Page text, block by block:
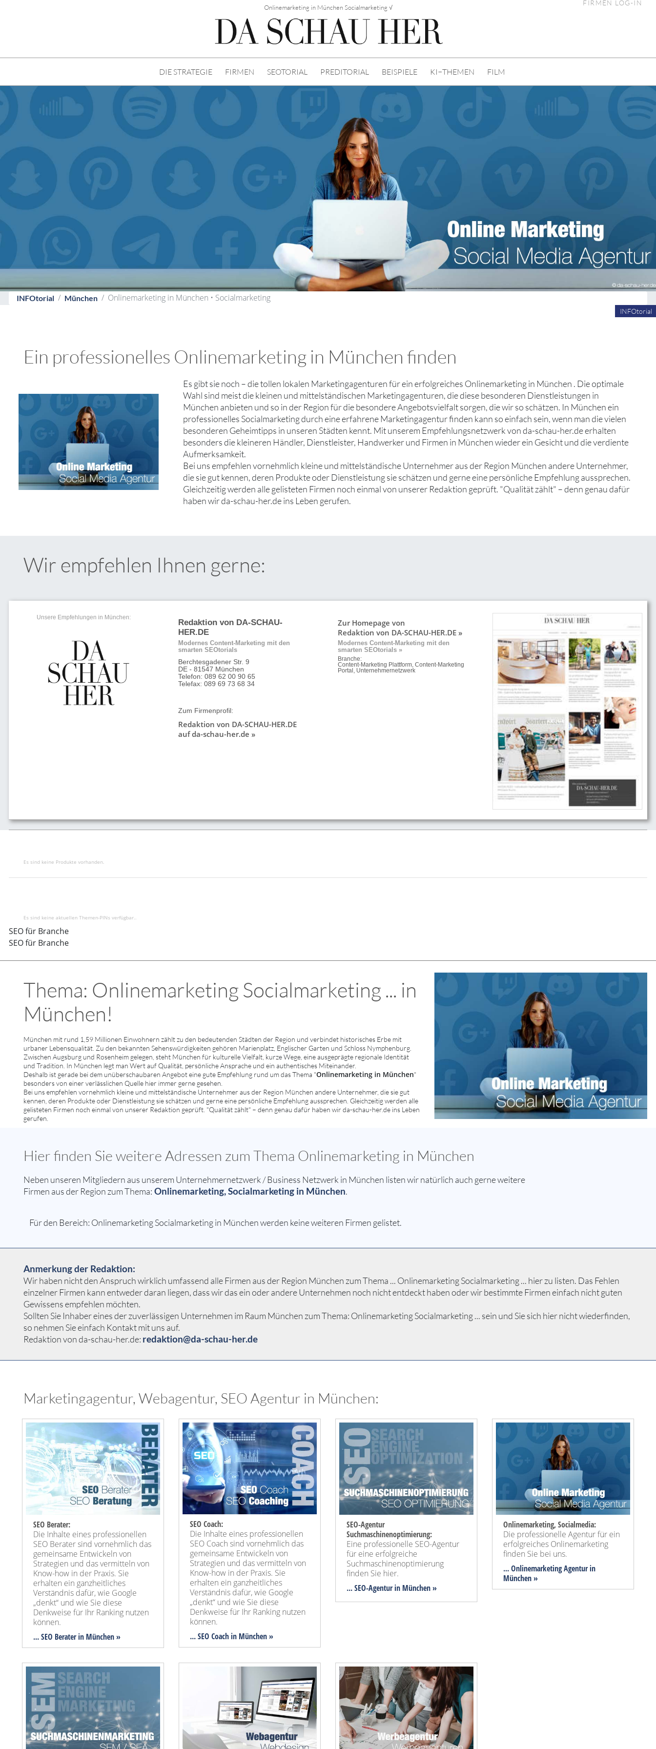
Onlinemarketing in München Socialmarketing √
FIRMEN LOG-IN
DIE STRATEGIE FIRMEN SEOTORIAL PREDITORIAL BEISPIELE KI−THEMEN FILM
INFOtorial München Onlinemarketing in München • Socialmarketing
INFOtorial
Ein professionelles Onlinemarketing in München finden
Es gibt sie noch – die tollen lokalen Marketingagenturen für ein erfolgreiches Onlinemarketing in München . Die optimale
Wahl sind meist die kleinen und mittelständischen Marketingagenturen, die diese besonderen Dienstleistungen in
München anbieten und so in der Region für die besondere Angebotsvielfalt sorgen, die wir so schätzen. In München ein
professionelles Socialmarketing durch eine erfahrene Marketingagentur finden kann so einfach sein, wenn man die vielen
besonderen Geheimtipps in unseren Städten kennt. Mit unserem Empfehlungsnetzwerk von da-schau-her.de erhalten
besonders die kleineren Händler, Dienstleister, Handwerker und Firmen in München wieder ein Gesicht und die verdiente
Aufmerksamkeit.
Bei uns empfehlen vornehmlich kleine und mittelständische Unternehmer aus der Region München andere Unternehmer,
die sie gut kennen, deren Produkte oder Dienstleistung sie schätzen und gerne eine persönliche Empfehlung aussprechen.
Gleichzeitig werden alle gelisteten Firmen noch einmal von unserer Redaktion geprüft. "Qualität zählt" – denn genau dafür
haben wir da-schau-her.de ins Leben gerufen.
Wir empfehlen Ihnen gerne:
Unsere Empfehlungen in München:
Redaktion von DA-SCHAU-
HER.DE
Modernes Content-Marketing mit den
smarten SEOtorials
Berchtesgadener Str. 9
DE - 81547 München
Telefon: 089 62 00 90 65
Telefax: 089 69 73 68 34
Zum Firmenprofil:
Redaktion von DA-SCHAU-HER.DE
auf da-schau-her.de »
Zur Homepage von
Redaktion von DA-SCHAU-HER.DE »
Modernes Content-Marketing mit den
smarten SEOtorials »
Branche:
Content-Marketing Plattform, Content-Marketing
Portal, Unternehmernetzwerk
Es sind keine Produkte vorhanden.
Es sind keine aktuellen Themen-PINs verfügbar..
SEO für Branche
SEO für Branche
Thema: Onlinemarketing Socialmarketing ... in
München!
München mit rund 1,59 Millionen Einwohnern zählt zu den bedeutenden Städten der Region und verbindet historisches Erbe mit
urbaner Lebensqualität. Zu den bekannten Sehenswürdigkeiten gehören Marienplatz, Englischer Garten und Schloss Nymphenburg.
Zwischen Augsburg und Rosenheim gelegen, steht München für kulturelle Vielfalt, kurze Wege, eine ausgeprägte regionale Identität
und Tradition. In München legt man Wert auf Qualität, persönliche Ansprache und ein authentisches Miteinander.
Deshalb ist gerade bei dem unüberschaubaren Angebot eine gute Empfehlung rund um das Thema "Onlinemarketing in München"
besonders von einer verlässlichen Quelle hier immer gerne gesehen.
Bei uns empfehlen vornehmlich kleine und mittelständische Unternehmer aus der Region München andere Unternehmer, die sie gut
kennen, deren Produkte oder Dienstleistung sie schätzen und gerne eine persönliche Empfehlung aussprechen. Gleichzeitig werden alle
gelisteten Firmen noch einmal von unserer Redaktion geprüft. "Qualität zählt" – denn genau dafür haben wir da-schau-her.de ins Leben
gerufen.
Hier finden Sie weitere Adressen zum Thema Onlinemarketing in München
Neben unseren Mitgliedern aus unserem Unternehmernetzwerk / Business Netzwerk in München listen wir natürlich auch gerne weitere
Firmen aus der Region zum Thema: Onlinemarketing, Socialmarketing in München.
Für den Bereich: Onlinemarketing Socialmarketing in München werden keine weiteren Firmen gelistet.
Anmerkung der Redaktion:
Wir haben nicht den Anspruch wirklich umfassend alle Firmen aus der Region München zum Thema ... Onlinemarketing Socialmarketing ... hier zu listen. Das Fehlen
einzelner Firmen kann entweder daran liegen, dass wir das ein oder andere Unternehmen noch nicht entdeckt haben oder wir bestimmte Firmen einfach nicht guten
Gewissens empfehlen möchten.
Sollten Sie Inhaber eines der zuverlässigen Unternehmen im Raum München zum Thema: Onlinemarketing Socialmarketing ... sein und Sie sich hier nicht wiederfinden,
so nehmen Sie einfach Kontakt mit uns auf.
Redaktion von da-schau-her.de: redaktion@da-schau-her.de
Marketingagentur, Webagentur, SEO Agentur in München:
SEO Berater:
Die Inhalte eines professionellen
SEO Berater sind vornehmlich das
gemeinsame Entwickeln von
Strategien und das vermitteln von
Know-how in der Praxis. Sie
erhalten ein ganzheitliches
Verständnis dafür, wie Google
„denkt“ und wie Sie diese
Denkweise für Ihr Ranking nutzen
können.
... SEO Berater in München »
SEO Coach:
Die Inhalte eines professionellen
SEO Coach sind vornehmlich das
gemeinsame Entwickeln von
Strategien und das vermitteln von
Know-how in der Praxis. Sie
erhalten ein ganzheitliches
Verständnis dafür, wie Google
„denkt“ und wie Sie diese
Denkweise für Ihr Ranking nutzen
können.
... SEO Coach in München »
SEO-Agentur
Suchmaschinenoptimierung:
Eine professionelle SEO-Agentur
für eine erfolgreiche
Suchmaschinenoptimierung
finden Sie hier.
... SEO-Agenturin München »
Onlinemarketing, Socialmedia:
Die professionelle Agentur für ein
erfolgreiches Onlinemarketing
finden Sie bei uns.
... Onlinemarketing Agentur in
München »